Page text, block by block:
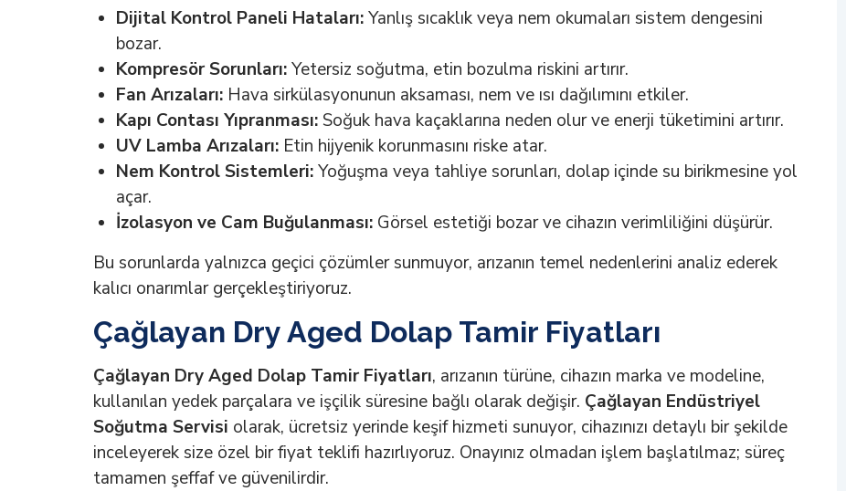
Dijital Kontrol Paneli Hataları:Yanlış sıcaklık veya nem okumaları sistem dengesini
bozar.
Kompresör Sorunları:Yetersiz soğutma, etin bozulma riskini artırır.
Fan Arızaları: Hava sirkülasyonunun aksaması, nem ve ısı dağılımını etkiler.
Kapı Contası Yıpranması:Soğuk hava kaçaklarına neden olur ve enerji tüketimini artırır.
UV Lamba Arızaları: Etin hijyenik korunmasını riske atar.
Nem Kontrol Sistemleri:Yoğuşma veya tahliye sorunları, dolap içinde su birikmesine yol
açar.
İzolasyon ve Cam Buğulanması: Görsel estetiği bozar ve cihazın verimliliğini düşürür.
Bu sorunlarda yalnızca geçici çözümler sunmuyor, arızanın temel nedenlerini analiz ederek
kalıcı onarımlar gerçekleştiriyoruz.
Çağlayan Dry Aged Dolap Tamir Fiyatları
Çağlayan Dry Aged Dolap Tamir Fiyatları, arızanın türüne, cihazın marka ve modeline,
kullanılan yedek parçalara ve işçilik süresine bağlı olarak değişir. Çağlayan Endüstriyel
Soğutma Servisi olarak, ücretsiz yerinde keşif hizmeti sunuyor, cihazınızı detaylı bir şekilde
inceleyerek size özel bir fiyat teklifi hazırlıyoruz. Onayınız olmadan işlem başlatılmaz; süreç
tamamen şeffaf ve güvenilirdir.